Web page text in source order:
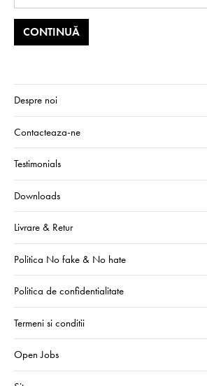
Despre noi
Contacteaza-ne
Testimonials
Downloads
Livrare & Retur
Politica No fake & No hate
Politica de confidentialitate
Termeni si conditii
Open Jobs